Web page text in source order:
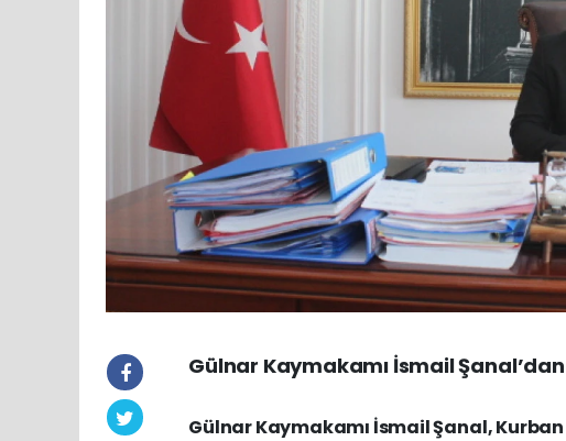
Gülnar Kaymakamı İsmail
Gülnar Kaymakamı İsmail Şanal,